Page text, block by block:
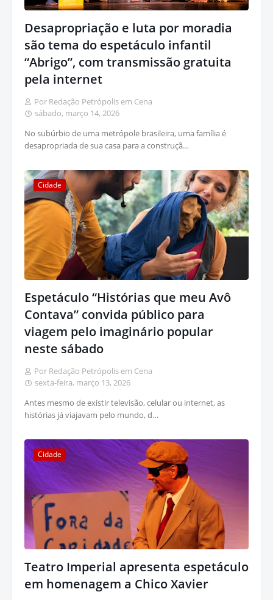
Desapropriação e luta por moradia
são tema do espetáculo infantil
“Abrigo”, com transmissão gratuita
pela internet
Por Redação Petrópolis em Cena
sábado, março 14, 2026
No subúrbio de uma metrópole brasileira, uma família é
desapropriada de sua casa para a construçã…
Cidade
Espetáculo “Histórias que meu Avô
Contava” convida público para
viagem pelo imaginário popular
neste sábado
Por Redação Petrópolis em Cena
sexta-feira, março 13, 2026
Antes mesmo de existir televisão, celular ou internet, as
histórias já viajavam pelo mundo, d…
Cidade
Teatro Imperial apresenta espetáculo
em homenagem a Chico Xavier